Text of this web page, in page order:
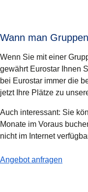
Wann man
Wenn Sie mit einer
gewährt Eurostar Ihnen
bei Eurostar immer die
jetzt Ihre Plätze zu
Auch interessant: Sie
Monate im Voraus
nicht im Internet
Angebot anfragen
-Wann man Gruppenreisen